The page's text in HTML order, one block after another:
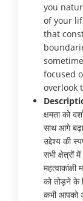
you
of your
that
focused
overlook
क्षमता को
साथ आगे
उद्देश्य की
सभी क्षेत्रों
को तोड़ने के
कभी आपको